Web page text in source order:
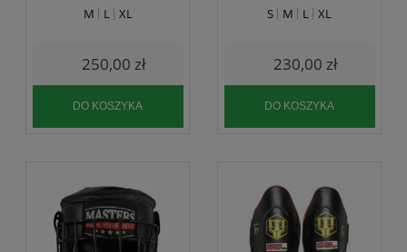
naturalna
M L XL
250,00 zł
DO KOSZYKA
S M L XL
230,00 zł
DO KOSZYKA